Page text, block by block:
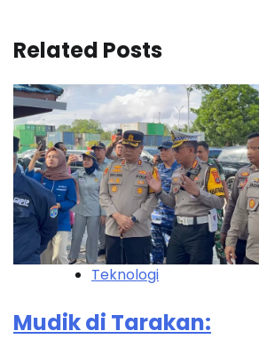
Related Posts
Teknologi
Mudik di Tarakan: